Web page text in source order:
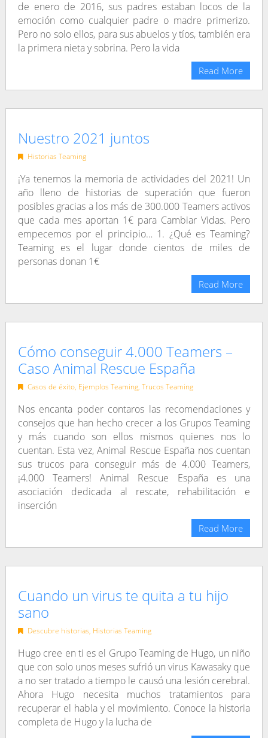
de enero de 2016, sus padres estaban locos de la
emoción como cualquier padre o madre primerizo.
Pero no solo ellos, para sus abuelos y tíos, también era
la primera nieta y sobrina. Pero la vida
Read More
Nuestro 2021 juntos
Historias Teaming
¡Ya tenemos la memoria de actividades del 2021! Un
año lleno de historias de superación que fueron
posibles gracias a los más de 300.000 Teamers activos
que cada mes aportan 1€ para Cambiar Vidas. Pero
empecemos por el principio… 1. ¿Qué es Teaming?
Teaming es el lugar donde cientos de miles de
personas donan 1€
Read More
Cómo conseguir 4.000 Teamers –
Caso Animal Rescue España
Casos de éxito, Ejemplos Teaming, Trucos Teaming
Nos encanta poder contaros las recomendaciones y
consejos que han hecho crecer a los Grupos Teaming
y más cuando son ellos mismos quienes nos lo
cuentan. Esta vez, Animal Rescue España nos cuentan
sus trucos para conseguir más de 4.000 Teamers,
¡4.000 Teamers! Animal Rescue España es una
asociación dedicada al rescate, rehabilitación e
inserción
Read More
Cuando un virus te quita a tu hijo
sano
Descubre historias, Historias Teaming
Hugo cree en ti es el Grupo Teaming de Hugo, un niño
que con solo unos meses sufrió un virus Kawasaky que
a no ser tratado a tiempo le causó una lesión cerebral.
Ahora Hugo necesita muchos tratamientos para
recuperar el habla y el movimiento. Conoce la historia
completa de Hugo y la lucha de